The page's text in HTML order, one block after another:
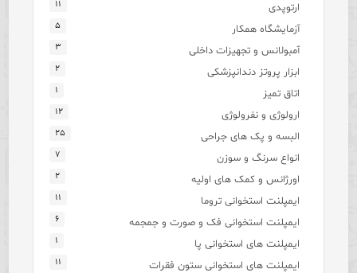
ارتوپدی ۱۱
آزمایشگاه همکار ۵
آمبولانس و تجهیزات داخلی ۳
ابزار پروتز دندانپزشکی ۲
اتاق تمیز ۱
ارولوژی و نفرولوژی ۱۲
البسه و پک های جراحی ۲۵
انواع سرنگ و سوزن ۷
اورژانس و کمک های اولیه ۲
ایمپلنت استخوانی تروما ۱۱
ایمپلنت استخوانی فک و صورت و جمجمه ۶
ایمپلنت های استخوانی پا ۱
ایمپلنت های استخوانی ستون فقرات ۱۱